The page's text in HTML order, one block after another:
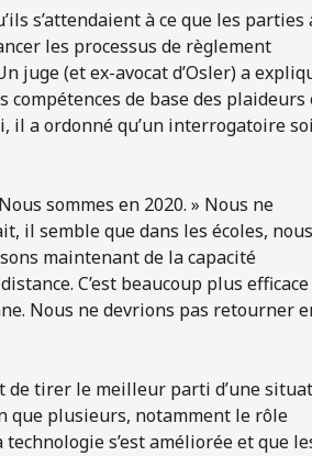
s’attendaient à ce que les parties
les processus de règlement
(et ex-avocat d’Osler) a
de base des plaideurs
il a ordonné qu’un interrogatoire
sommes en 2020. » Nous ne
il semble que dans les écoles, nous
maintenant de la capacité
C’est beaucoup plus
Nous ne devrions pas retourner
de tirer le meilleur parti d’une
que plusieurs, notamment le rôle
s’est améliorée et que